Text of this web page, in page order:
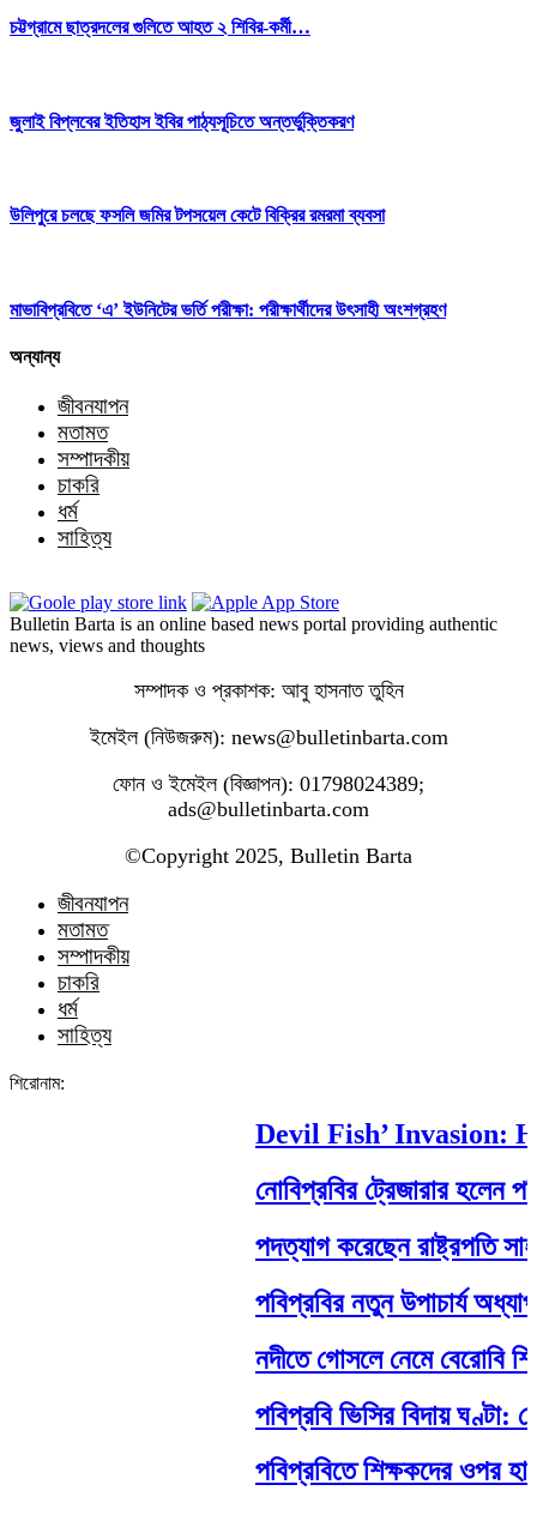
চট্টগ্রামে ছাত্রদলের গুলিতে আহত ২ শিবির-কর্মী…
জুলাই বিপ্লবের ইতিহাস ইবির পাঠ্যসূচিতে অন্তর্ভুক্তিকরণ
উলিপুরে চলছে ফসলি জমির টপসয়েল কেটে বিক্রির রমরমা ব্যবসা
মাভাবিপ্রবিতে ‘এ’ ইউনিটের ভর্তি পরীক্ষা: পরীক্ষার্থীদের উৎসাহী অংশগ্রহণ
অন্যান্য
জীবনযাপন
মতামত
সম্পাদকীয়
চাকরি
ধর্ম
সাহিত্য
Bulletin Barta is an online based news portal providing authentic
news, views and thoughts
সম্পাদক ও প্রকাশক: আবু হাসনাত তুহিন
ইমেইল (নিউজরুম): news@bulletinbarta.com
ফোন ও ইমেইল (বিজ্ঞাপন): 01798024389;
ads@bulletinbarta.com
©️Copyright 2025, Bulletin Barta
জীবনযাপন
মতামত
সম্পাদকীয়
চাকরি
ধর্ম
সাহিত্য
শিরোনাম:
Devil Fish’ Invasion:
নোবিপ্রবির ট্রেজারার হলেন
পদত্যাগ করেছেন রাষ্ট্রপতি
পবিপ্রবির নতুন উপাচার্য
নদীতে গোসলে নেমে বেরোবি
পবিপ্রবি ভিসির বিদায় ঘণ্টা:
পবিপ্রবিতে শিক্ষকদের ওপর